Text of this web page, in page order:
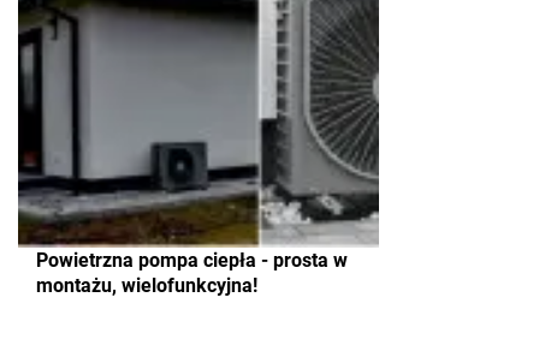
Powietrzna pompa ciepła - prosta w
montażu, wielofunkcyjna!